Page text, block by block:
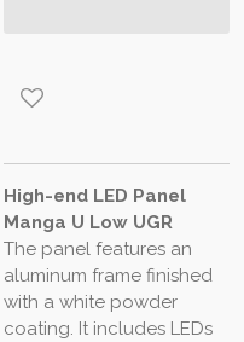
High-end LED Panel
Manga U Low UGR
The panel features an
aluminum frame finished
with a white powder
coating. It includes LEDs